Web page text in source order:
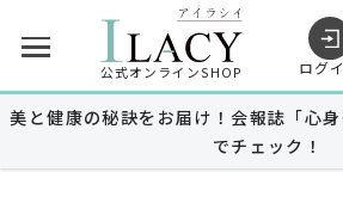
キャンペーン
公式オンラインSHOP ログ
美と健康の秘訣をお届け！会報誌「心
でチェック！